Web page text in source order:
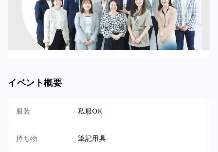
イベント概要
服装 私服OK
持ち物 筆記用具